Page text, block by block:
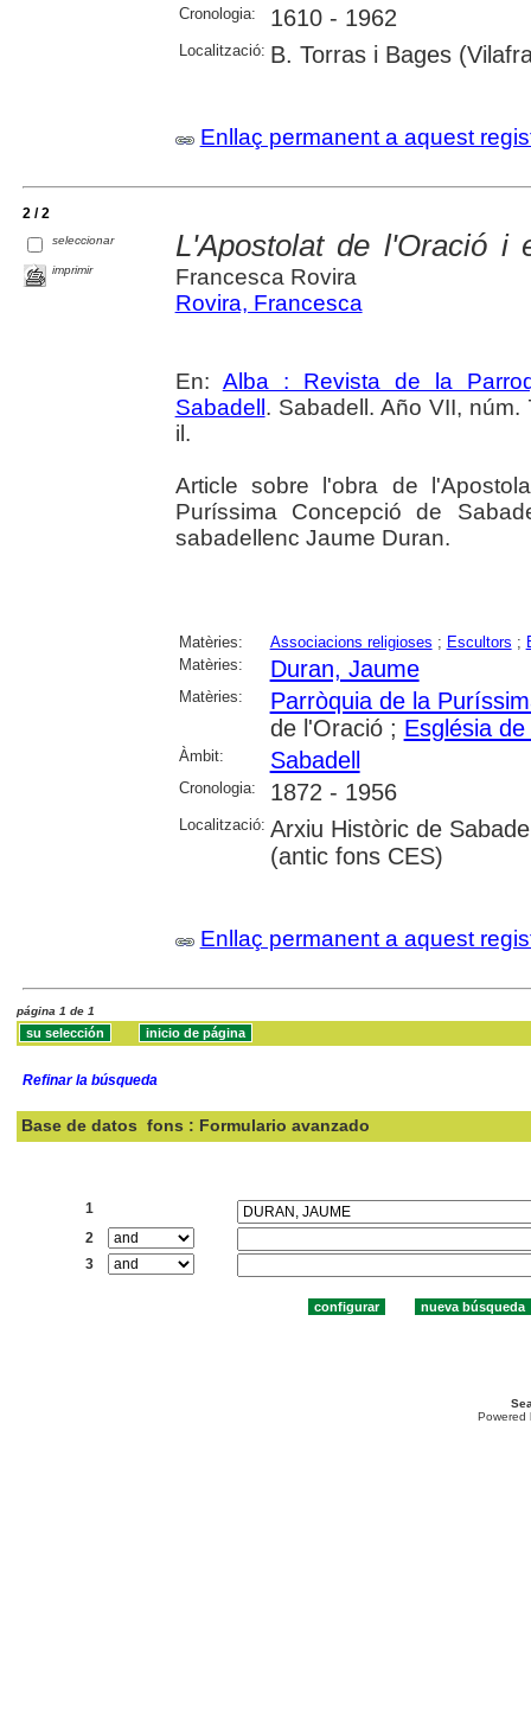
Cronologia: 1610 - 1962
Localització: B. Torras i Bages
Enllaç permanent a aquest
2 / 2
seleccionar
imprimir
L'Apostolat de l'Oració i
Francesca Rovira
Rovira, Francesca
En: Alba : Revista de la
Sabadell . Sabadell. Año VII,
il.
Article sobre l'obra de
Puríssima Concepció de
sabadellenc Jaume Duran.
Matèries: Associacions religioses ; Escultors ;
Matèries:
Duran, Jaume
Matèries:
Parròquia de la
de l'Oració ; Església
Àmbit: Sabadell
Cronologia: 1872 - 1956
Localització: Arxiu Històric de
(antic fons CES)
Enllaç permanent a aquest
página 1 de 1
Refinar la búsqueda
Base de datos fons : Formulario avanzado
1
2
3
Powered